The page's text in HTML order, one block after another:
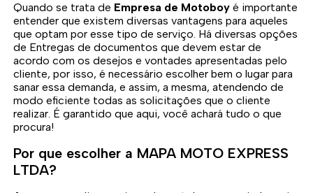
Quando se trata de Empresa de Motoboy é importante
entender que existem diversas vantagens para aqueles
que optam por esse tipo de serviço. Há diversas opções
de Entregas de documentos que devem estar de
acordo com os desejos e vontades apresentadas pelo
cliente, por isso, é necessário escolher bem o lugar para
sanar essa demanda, e assim, a mesma, atendendo de
modo eficiente todas as solicitações que o cliente
realizar. É garantido que aqui, você achará tudo o que
procura!
Por que escolher a MAPA MOTO EXPRESS
LTDA?